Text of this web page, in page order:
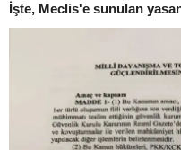
İşte, Meclis'e sunulan